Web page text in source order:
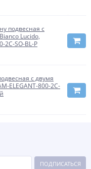
подвесная с
Lucido,
2C-SO-BL-P
с двумя
ELEGANT-800-2C-
ПОДПИСАТЬСЯ